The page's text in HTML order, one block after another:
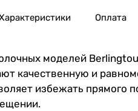
Оплата
моделей
качественную и
избежать прямого